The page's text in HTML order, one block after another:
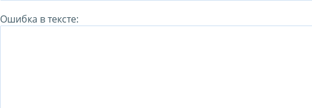
Ошибка в тексте: